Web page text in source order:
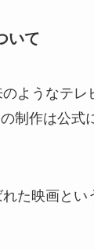
いて
ようなテレ
制作は公式
た映画とい